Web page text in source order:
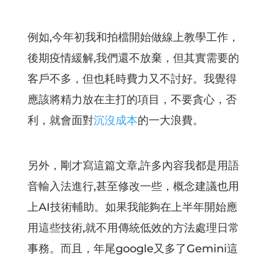
例如,今年初我和拍檔開始做線上教學工作，
後期疫情緩解,我們還不放棄，但其實需要的
客戶不多，但也耗時費力又不討好。我覺得
應該將精力放在主打的項目，不要貪心，否
利，就會面對沉沒成本的一大浪費。
另外，剛才寫這篇文章,許多內容我都是用語
音輸入法進行,甚至修改一些，概念建議也用
上AI技術輔助。如果我能夠在上半年開始應
用這些技術,就不用傳統低效的方法處理日常
事務。而且，年尾google又多了Gemini這